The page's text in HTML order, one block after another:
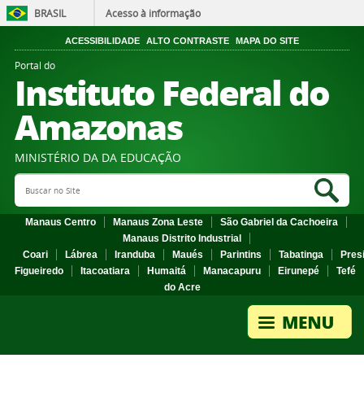
BRASIL Acesso à informação
ACESSIBILIDADE ALTO CONTRASTE MAPA DO SITE
Portal do
Instituto Federal do
Amazonas
MINISTÉRIO DA DA EDUCAÇÃO
Search Site
Manaus Centro Manaus Zona Leste
São Gabriel da Cachoeira
Manaus Distrito Industrial
Coari
Lábrea Iranduba Maués Parintins Tabatinga
Figueiredo
Itacoatiara Humaitá Manacapuru Eirunepé
Tefé
do Acre